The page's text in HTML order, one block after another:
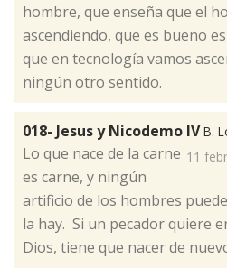
hombre, que enseña que el
ascendiendo, que es bueno
que en tecnología vamos
ningún otro sentido.
018- Jesus y Nicodemo IVB.
11
​Lo que nace de la carne
es carne, y ningún
artificio de los hombres
la hay. Si un pecador quiere
Dios, tiene que nacer de